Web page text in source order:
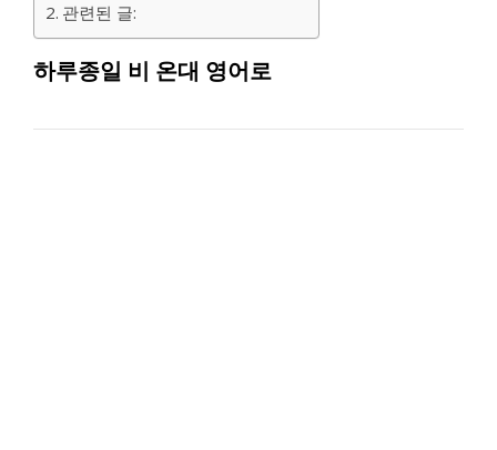
관련된 글:
하루종일 비 온대 영어로